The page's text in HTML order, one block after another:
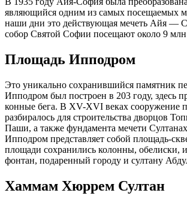
являющийся одним из самых посещаемых
наши дни это действующая мечеть Айя —
собор Святой Софии посещают около 9 млн
Площадь Ипподром
Это уникально сохранившийся памятник
Ипподром был построен в 203 году, здесь
конные бега. В XV-XVI веках сооружение
разбиралось для строительства дворцов
Паши, а также фундамента мечети
Ипподром представляет собой площадь-
площади сохранились колонны, обелиски,
фонтан, подаренный городу и султану
Хаммам Хюррем Султан